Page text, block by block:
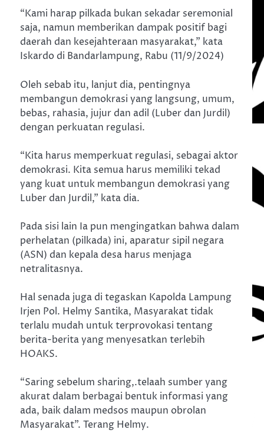
“Kami harap pilkada bukan sekadar seremonial
saja, namun memberikan dampak positif bagi
daerah dan kesejahteraan masyarakat,” kata
Iskardo di Bandarlampung, Rabu (11/9/2024)
Oleh sebab itu, lanjut dia, pentingnya
membangun demokrasi yang langsung, umum,
bebas, rahasia, jujur dan adil (Luber dan Jurdil)
dengan perkuatan regulasi.
“Kita harus memperkuat regulasi, sebagai aktor
demokrasi. Kita semua harus memiliki tekad
yang kuat untuk membangun demokrasi yang
Luber dan Jurdil,” kata dia.
Pada sisi lain Ia pun mengingatkan bahwa dalam
perhelatan (pilkada) ini, aparatur sipil negara
(ASN) dan kepala desa harus menjaga
netralitasnya.
Hal senada juga di tegaskan Kapolda Lampung
Irjen Pol. Helmy Santika, Masyarakat tidak
terlalu mudah untuk terprovokasi tentang
berita-berita yang menyesatkan terlebih
HOAKS.
“Saring sebelum sharing,.telaah sumber yang
akurat dalam berbagai bentuk informasi yang
ada, baik dalam medsos maupun obrolan
Masyarakat”. Terang Helmy.